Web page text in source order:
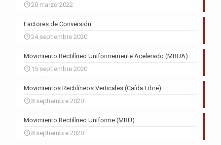
20 marzo 2022
Factores de Conversión
24 septiembre 2020
Movimiento Rectilíneo Uniformemente Acelerado (MRUA)
15 septiembre 2020
Movimientos Rectilíneos Verticales (Caída Libre)
8 septiembre 2020
Movimiento Rectilíneo Uniforme (MRU)
8 septiembre 2020